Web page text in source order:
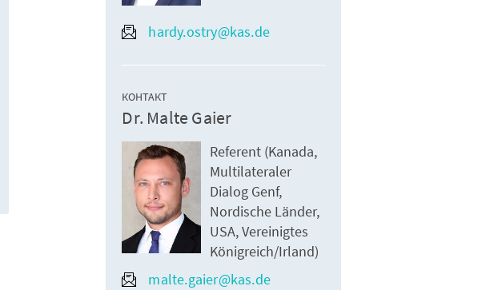
hardy.ostry@kas.de
КОНТАКТ
Dr. Malte Gaier
Referent (Kanada,
Multilateraler
Dialog Genf,
Nordische Länder,
USA, Vereinigtes
Königreich/Irland)
malte.gaier@kas.de